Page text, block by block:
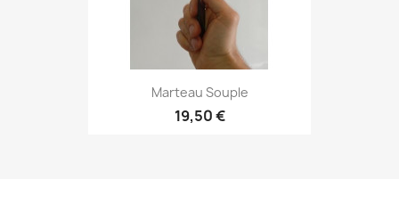
Marteau Souple
19,50 €